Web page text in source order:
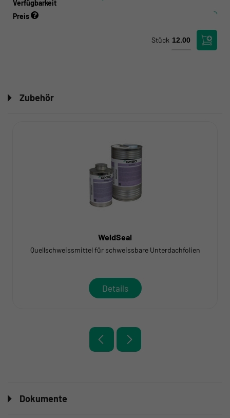
Verfügbarkeit
Preis
Stück
Zubehör
WeldSeal
Quellschweissmittel für schweissbare Unterdachfolien
Details
Dokumente